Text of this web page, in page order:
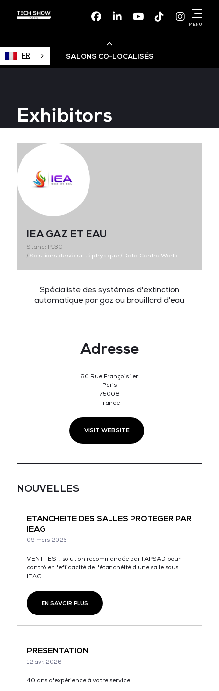
FacebookLinkedinYoutubeTikTok
MENU
FR SALONS CO-LOCALISÉS
Devops Live
Cloud & Cyber Security
Data & AI Leaders Summit
Data Centre World
Exhibitors
IEA GAZ ET EAU
Stand: P130
|Solutions de sécurité physique |Data Centre World
Spécialiste des systèmes d'extinction
automatique par gaz ou brouillard d'eau
Adresse
60 Rue François 1er
Paris
75008
France
VISIT WEBSITE
NOUVELLES
ETANCHEITE DES SALLES PROTEGER PAR
IEAG
09 mars 2026
VENTITEST, solution recommandée par l'APSAD pour
contrôler l'efficacité de l'étanchéité d'une salle sous
IEAG
EN SAVOIR PLUS
PRESENTATION
12 avr. 2026
40 ans d'expérience à votre service